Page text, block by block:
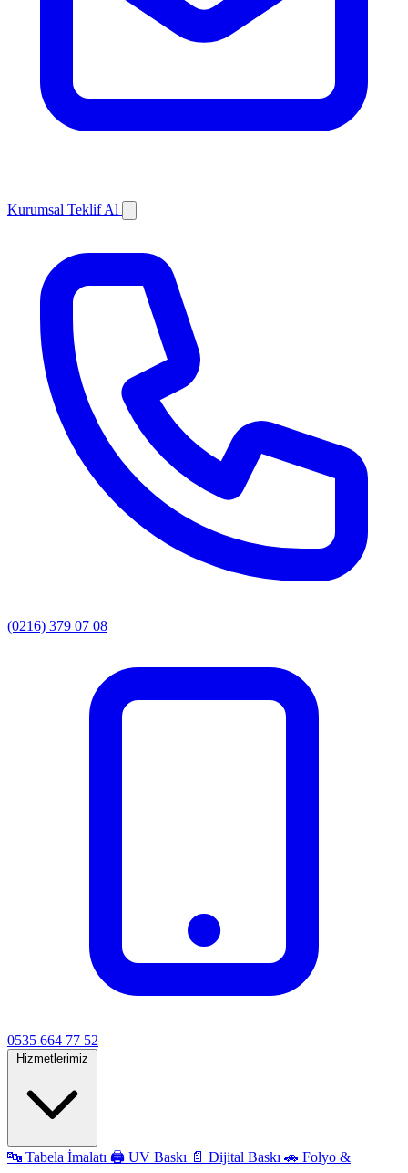
Kurumsal Teklif Al
(0216) 379 07 08
0535 664 77 52
🔤 Tabela İmalatı 🖨️ UV Baskı 📄 Dijital Baskı 🚗 Folyo &